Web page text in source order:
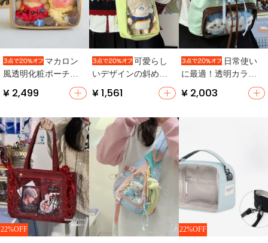
マカロン
風透明化粧ポーチ
【旅行用・洗面道具
収納・コンパクト】
¥ 2,499
可愛らし
いデザインの斜め掛
けバッグ【日常用・
学生向け・コットン
対応）
¥ 1,561
日常使い
に最適！透明カラー
【アニメ風・学生
¥ 2,003
22%OFF 22%OFF